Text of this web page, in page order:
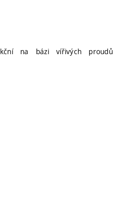
na bázi vířivých proudů